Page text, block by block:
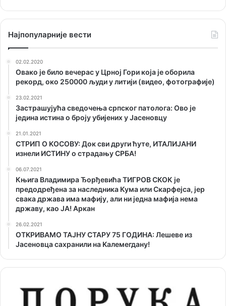
Наjпопуларније вести
02.02.2020
Овако је било вечерас у Црној Гори која је оборила
рекорд, око 250000 људи у литији (видео, фотографије)
23.02.2021
Застрашујућа сведочења српског патолога: Ово је
једина истина о броју убијених у Јасеновцу
21.01.2021
СТРИП О KОСОВУ: Док сви други ћуте, ИТАЛИЈАНИ
изнели ИСТИНУ о страдању СРБА!
06.07.2021
Књига Владимира Ђорђевића ТИГРОВ СКОК је
предодређена за наследника Кума или Скарфејса, јер
свака држава има мафију, али ни једна мафија нема
државу, као ЈА! Аркан
26.02.2021
ОТKРИВАМО ТАЈНУ СТАРУ 75 ГОДИНА: Лешеве из
Јасеновца сахранили на Kалемегдану!